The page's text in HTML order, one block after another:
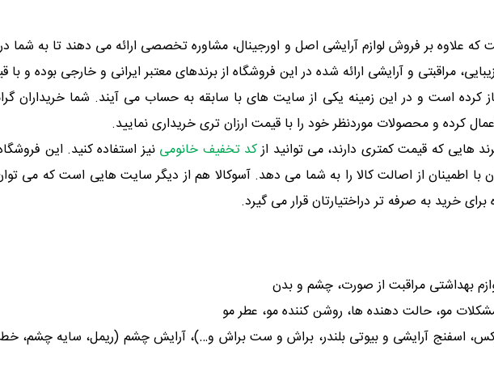
که علاوه بر فروش لوازم آرایشی اصل و اورجینال، مشاوره تخصصی ارائه می دهند تا به شما
مراقبتی و آرایشی ارائه شده در این فروشگاه از برندهای معتبر ایرانی و خارجی بوده
رسید. این سایت فعالیت خود را از سال 1382 آغاز کرده است و در این زمینه یکی از سایت های با سابقه به حساب می آیند. شما
کرده و محصولات موردنظر خود را با قیمت ارزان تری خریداری نمایید.
هایی که قیمت کمتری دارند، می توانید ازکد تخفیف خانومی نیز استفاده کنید. این
با اطمینان از اصالت کالا را به شما می دهد. آسوکالا هم از دیگر سایت هایی است که می
خرید به صرفه تر دراختیارتان قرار می گیرد.
بهداشتی مراقبت از صورت، چشم و بدن
مو، حالت دهنده ها، روشن کننده مو، عطر مو
اسفنج آرایشی و بیوتی بلندر، براش و ست براش و…)، آرایش چشم (ریمل، سایه چشم،